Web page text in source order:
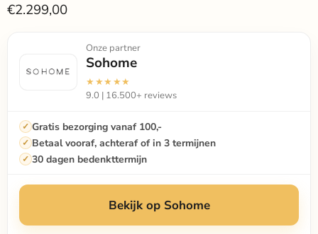
€2.299,00
Onze partner
Sohome
★★★★★
9.0 | 16.500+ reviews
Gratis bezorging vanaf 100,-
Betaal vooraf, achteraf of in 3 termijnen
30 dagen bedenkttermijn
Bekijk op Sohome